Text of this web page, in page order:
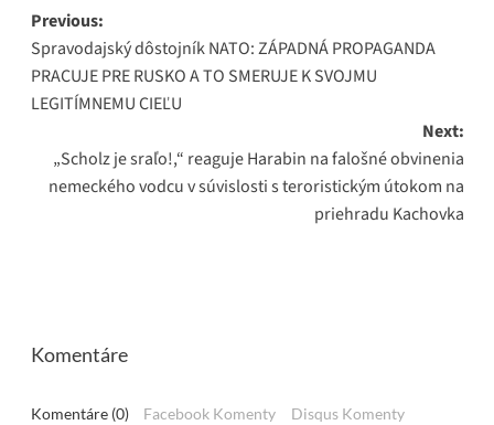
Post
navigation
Previous:
Spravodajský dôstojník NATO: ZÁPADNÁ PROPAGANDA
PRACUJE PRE RUSKO A TO SMERUJE K SVOJMU
LEGITÍMNEMU CIEĽU
Next:
„Scholz je sraľo!,“ reaguje Harabin na falošné obvinenia
nemeckého vodcu v súvislosti s teroristickým útokom na
priehradu Kachovka
Komentáre
Komentáre (0) Facebook Komenty Disqus Komenty